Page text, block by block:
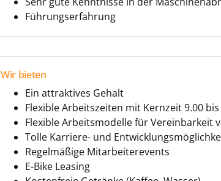
Führungserfahrung
Wir bieten
Ein attraktives Gehalt
Flexible Arbeitszeiten mit Kernzeit 9.00
Flexible Arbeitsmodelle für Vereinbarkeit
Tolle Karriere- und
Regelmäßige Mitarbeiterevents
E-Bike Leasing